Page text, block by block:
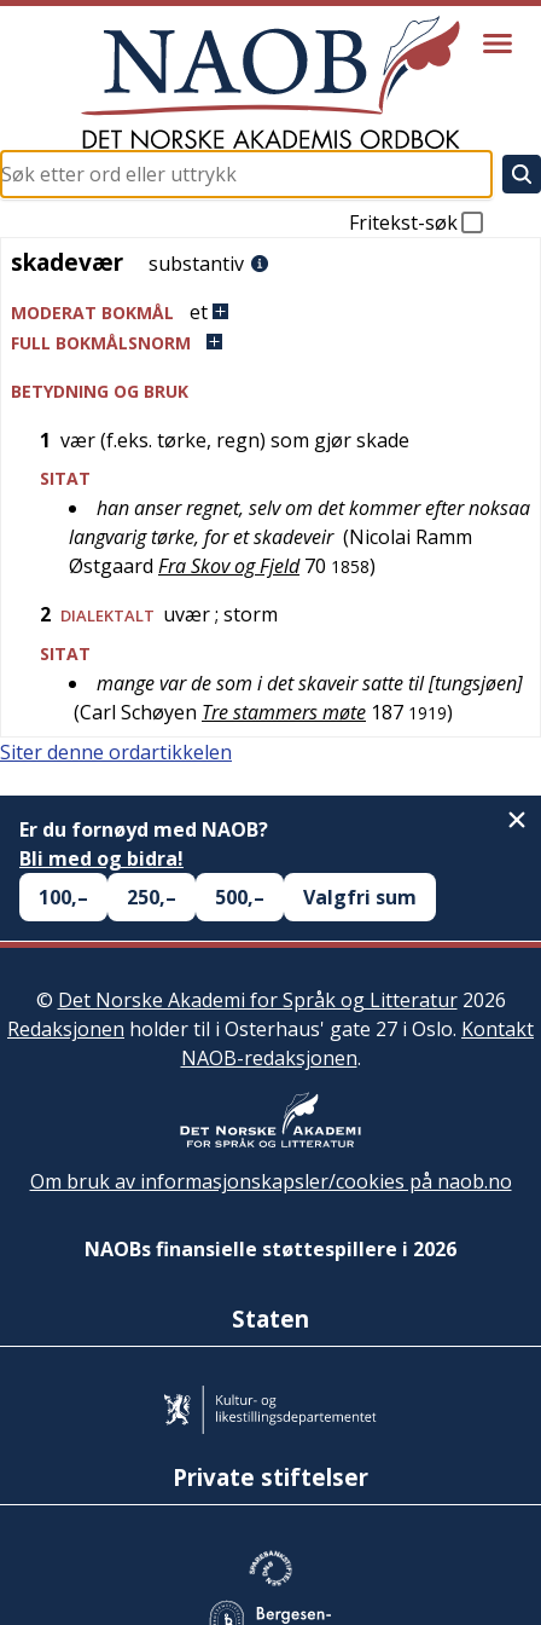
Fritekst-søk
skadevær
skadevær substantiv
MODERAT BOKMÅL et
FULL BOKMÅLSNORM
BETYDNING OG BRUK
1 vær (f.eks. tørke, regn) som gjør skade
SITAT
han anser regnet, selv om det kommer efter noksaa
langvarig tørke, for et skadeveir (Nicolai Ramm
Østgaard Fra Skov og Fjeld 70 1858)
2 DIALEKTALT uvær; storm
SITAT
mange var de som i det skaveir satte til [tungsjøen]
(Carl Schøyen Tre stammers møte 187 1919)
Siter denne ordartikkelen
Er du fornøyd med NAOB?
Bli med og bidra!
100,–
250,– 500,– Valgfri sum
© Det Norske Akademi for Språk og Litteratur2026
Redaksjonen holder til i Osterhaus' gate 27 i Oslo. Kontakt
NAOB-redaksjonen.
Om bruk av informasjonskapsler/cookies på naob.no
NAOBs finansielle støttespillere i 2026
Staten
Private stiftelser